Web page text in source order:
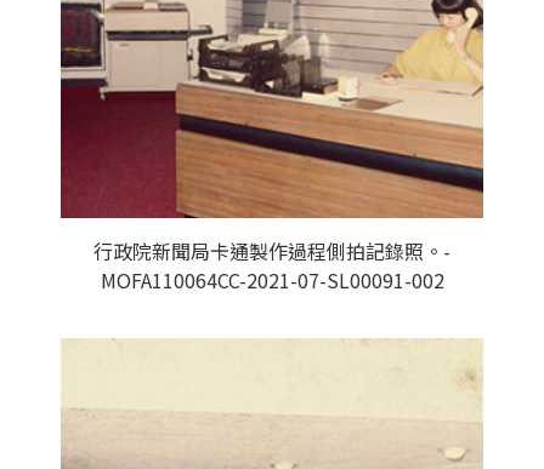
行政院新聞局卡通製作過程側拍記錄照。-
MOFA110064CC-2021-07-SL00091-002